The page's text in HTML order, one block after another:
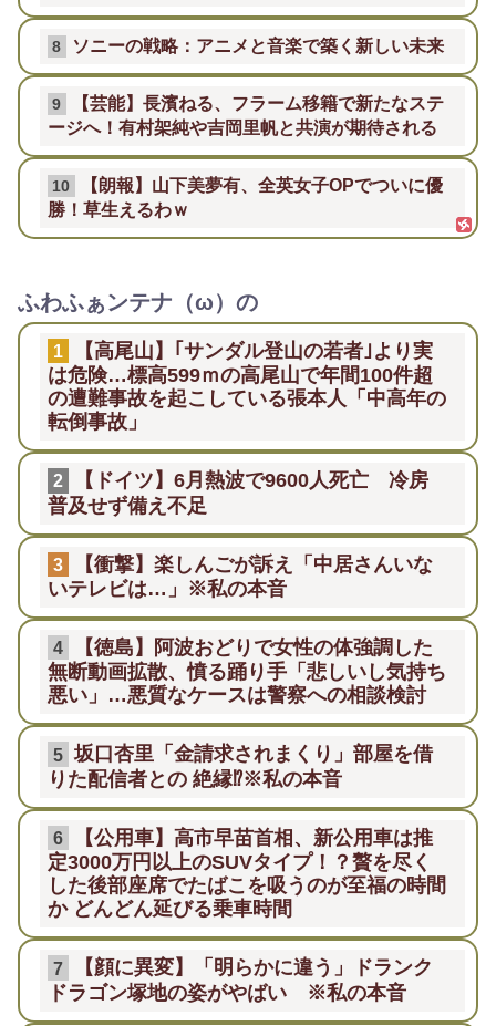
8 ソニーの戦略：アニメと音楽で築く新しい未来
9
【芸能】長濱ねる、フラーム移籍で新たなステ
ージへ！有村架純や吉岡里帆と共演が期待される
10
【朗報】山下美夢有、全英女子OPでついに優
勝！草生えるわｗ
ふわふぁンテナ（ω）の
1
【高尾山】｢サンダル登山の若者｣より実
は危険…標高599ｍの高尾山で年間100件超
の遭難事故を起こしている張本人「中高年の
転倒事故」
2
【ドイツ】6月熱波で9600人死亡 冷房
普及せず備え不足
3
【衝撃】楽しんごが訴え「中居さんいな
いテレビは…」※私の本音
4
【徳島】阿波おどりで女性の体強調した
無断動画拡散、憤る踊り手「悲しいし気持ち
悪い」…悪質なケースは警察への相談検討
5 坂口杏里「金請求されまくり」部屋を借
りた配信者との 絶縁⁉※私の本音
6
【公用車】高市早苗首相、新公用車は推
定3000万円以上のSUVタイプ！？贅を尽く
した後部座席でたばこを吸うのが至福の時間
か どんどん延びる乗車時間
7
【顔に異変】「明らかに違う」ドランク
ドラゴン塚地の姿がやばい ※私の本音